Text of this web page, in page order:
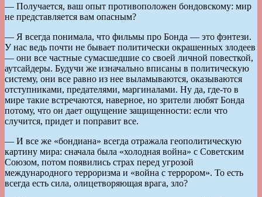
— Получается, ваш опыт противоположен бондовскому: мир
не представляется вам опасным?
— Я всегда понимала, что фильмы про Бонда — это фэнтези.
У нас ведь почти не бывает политически окрашенных злодеев
— они все частные сумасшедшие со своей личной повесткой,
аутсайдеры. Будучи же изначально вписаны в политическую
систему, они все равно из нее выламываются, оказываются
отступниками, предателями, маргиналами. Ну да, где-то в
мире такие встречаются, наверное, но зрители любят Бонда
потому, что он дает ощущение защищенности: если что
случится, придет и поправит все.
— И все же «бондиана» всегда отражала геополитическую
картину мира: сначала была «холодная война» с Советским
Союзом, потом появились страх перед угрозой
международного терроризма и «война с террором». То есть
всегда есть сила, олицетворяющая врага, зло?